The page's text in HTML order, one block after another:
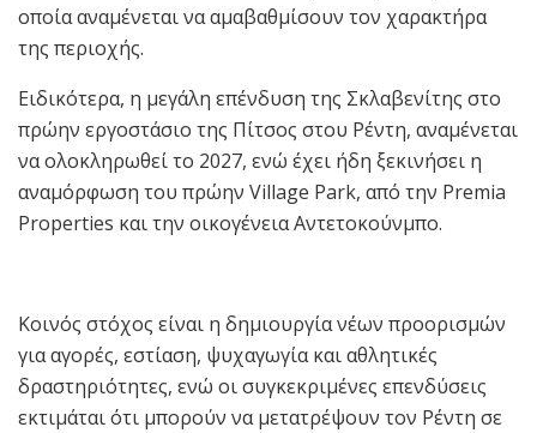
οποία αναμένεται να αμαβαθμίσουν τον χαρακτήρα
της περιοχής.
Ειδικότερα, η μεγάλη επένδυση της Σκλαβενίτης στο
πρώην εργοστάσιο της Πίτσος στου Ρέντη, αναμένεται
να ολοκληρωθεί το 2027, ενώ έχει ήδη ξεκινήσει η
αναμόρφωση του πρώην Village Park, από την Premia
Properties και την οικογένεια Αντετοκούνμπο.
Κοινός στόχος είναι η δημιουργία νέων προορισμών
για αγορές, εστίαση, ψυχαγωγία και αθλητικές
δραστηριότητες, ενώ οι συγκεκριμένες επενδύσεις
εκτιμάται ότι μπορούν να μετατρέψουν τον Ρέντη σε